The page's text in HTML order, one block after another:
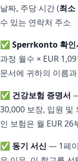
날짜, 주당 시간 (최소
수 있는 연락처 주소
✅ Sperrkonto 확인
과정 월수 × EUR
문서에 귀하의 이름
✅ 건강보험 증명서
30,000 보장, 입원 및
인 보험은 월 EUR 26
✅ 동기 서신 — 1페